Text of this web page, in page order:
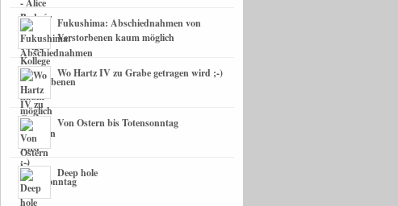
Fukushima: Abschiednahmen von
Verstorbenen kaum möglich
Wo Hartz IV zu Grabe getragen wird ;-)
Von Ostern bis Totensonntag
Deep hole